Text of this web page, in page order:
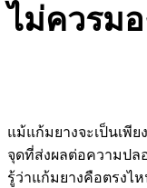
ไม่ควรม
แม้แก้มยางจะเป็นเพี
จุดที่ส่งผลต่อความปล
รู้ว่าแก้มยางคือตรงไ